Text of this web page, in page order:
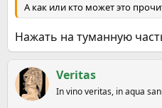
А как или кто может это
Нажать на туманную
Veritas
In vino veritas, in aqua